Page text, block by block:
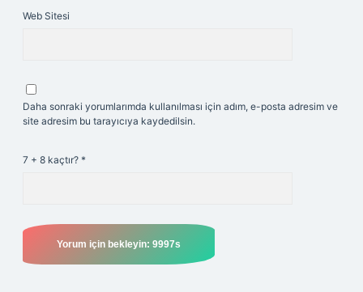
Web Sitesi
Daha sonraki yorumlarımda kullanılması için adım, e-posta adresim ve
site adresim bu tarayıcıya kaydedilsin.
7 + 8 kaçtır? *